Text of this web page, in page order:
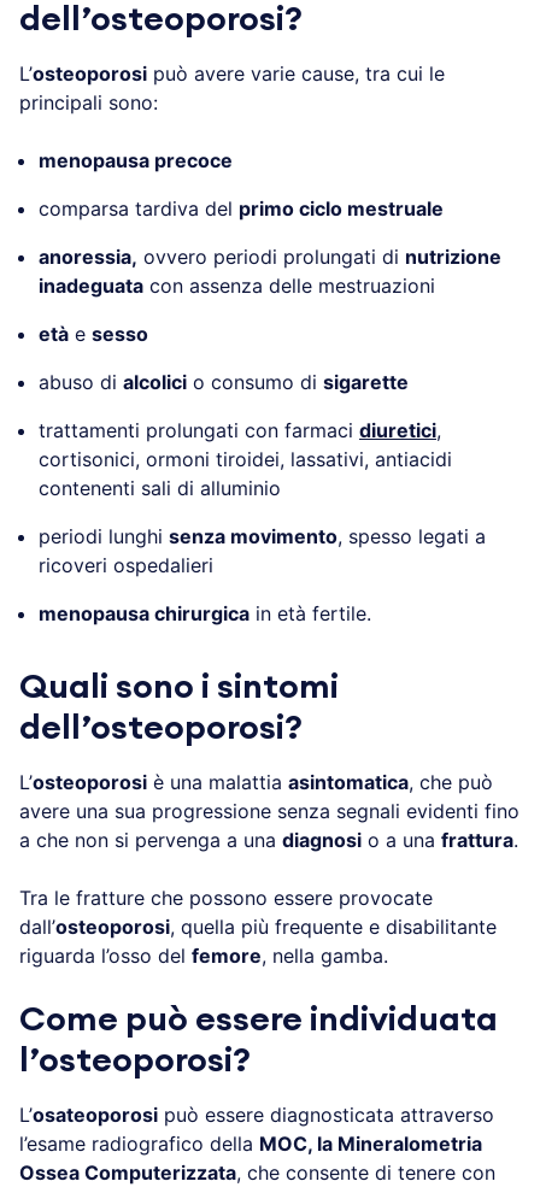
dell’osteoporosi?
L’osteoporosi può avere varie cause, tra cui le
principali sono:
menopausa precoce
comparsa tardiva del primo ciclo mestruale
anoressia, ovvero periodi prolungati di nutrizione
inadeguata con assenza delle mestruazioni
età e sesso
abuso di alcolici o consumo di sigarette
trattamenti prolungati con farmaci diuretici,
cortisonici, ormoni tiroidei, lassativi, antiacidi
contenenti sali di alluminio
periodi lunghi senza movimento, spesso legati a
ricoveri ospedalieri
menopausa chirurgica in età fertile.
Quali sono i sintomi
dell’osteoporosi?
L’osteoporosi è una malattia asintomatica, che può
avere una sua progressione senza segnali evidenti fino
a che non si pervenga a una diagnosi o a una frattura.
Tra le fratture che possono essere provocate
dall’osteoporosi, quella più frequente e disabilitante
riguarda l’osso del femore, nella gamba.
Come può essere individuata
l’osteoporosi?
L’osateoporosi può essere diagnosticata attraverso
l’esame radiografico della MOC, la Mineralometria
Ossea Computerizzata, che consente di tenere con